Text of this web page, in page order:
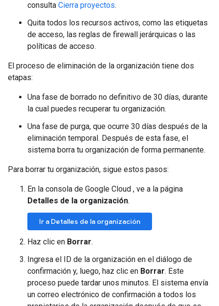
consulta Cierra proyectos.
Quita todos los recursos activos, como las etiquetas
de acceso, las reglas de firewall jerárquicas o las
políticas de acceso.
El proceso de eliminación de la organización tiene dos
etapas:
Una fase de borrado no definitivo de 30 días, durante
la cual puedes recuperar tu organización.
Una fase de purga, que ocurre 30 días después de la
eliminación temporal. Después de esta fase, el
sistema borra tu organización de forma permanente.
Para borrar tu organización, sigue estos pasos:
En la consola de Google Cloud , ve a la página
Detalles de la organización.
Ir a Detalles de la organización
Haz clic en Borrar.
Ingresa el ID de la organización en el diálogo de
confirmación y, luego, haz clic en Borrar. Este
proceso puede tardar unos minutos. El sistema envía
un correo electrónico de confirmación a todos los